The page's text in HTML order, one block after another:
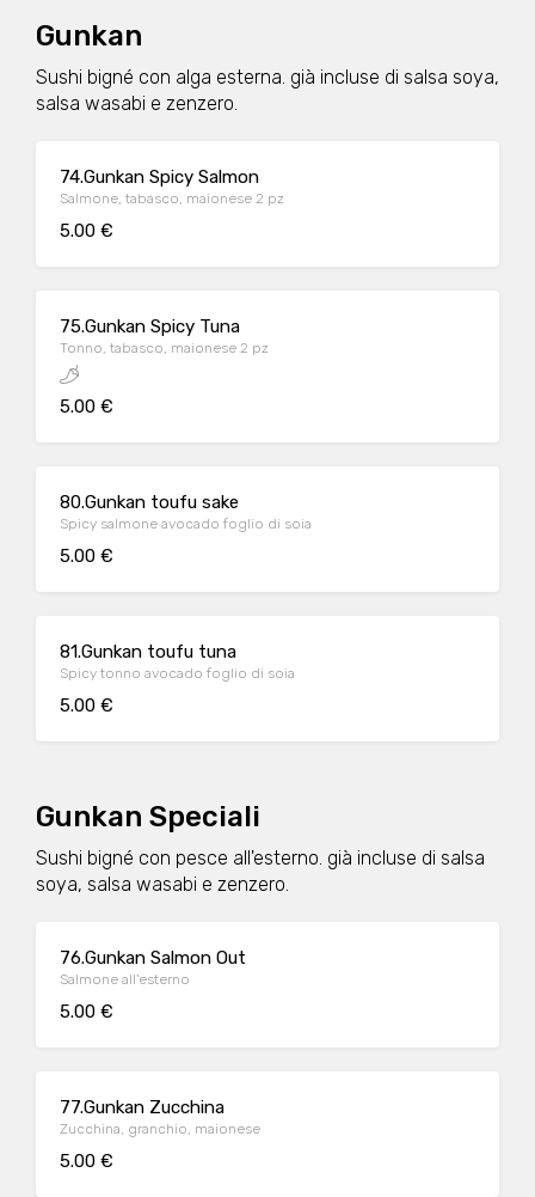
Gunkan
Sushi bigné con alga esterna. già incluse di salsa soya,
salsa wasabi e zenzero.
74.Gunkan Spicy Salmon
Salmone, tabasco, maionese 2 pz
5.00 €
75.Gunkan Spicy Tuna
Tonno, tabasco, maionese 2 pz
5.00 €
80.Gunkan toufu sake
Spicy salmone avocado foglio di soia
5.00 €
81.Gunkan toufu tuna
Spicy tonno avocado foglio di soia
5.00 €
Gunkan Speciali
Sushi bigné con pesce all'esterno. già incluse di salsa
soya, salsa wasabi e zenzero.
76.Gunkan Salmon Out
Salmone all'esterno
5.00 €
77.Gunkan Zucchina
Zucchina, granchio, maionese
5.00 €